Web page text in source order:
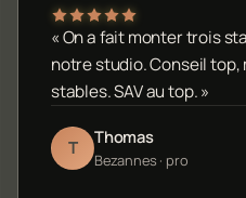
« On a fait monter trois
notre studio. Conseil
stables. SAV au top. »
T Thomas
Bezannes · pro